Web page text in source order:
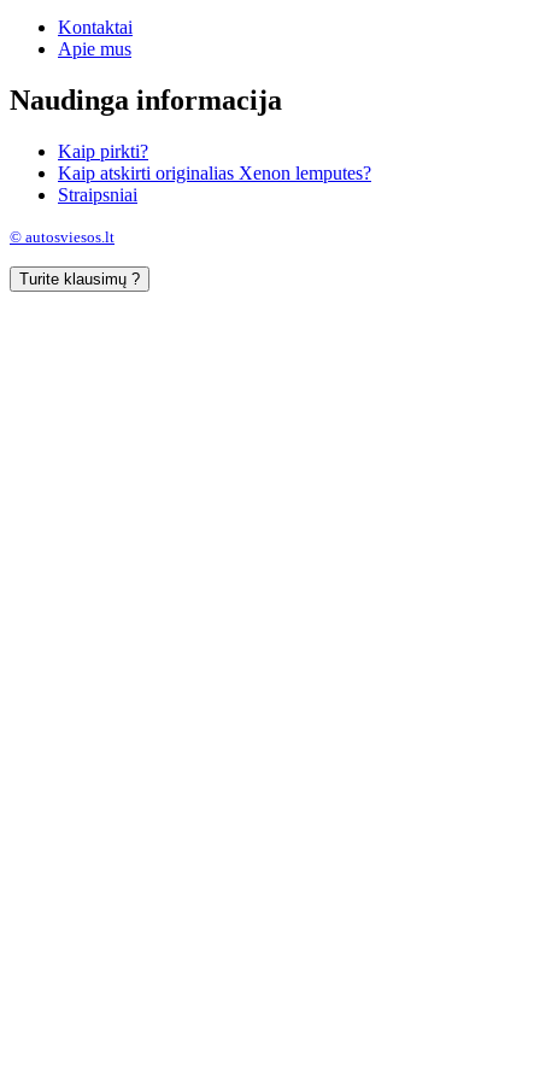
Kontaktai
Apie mus
Naudinga informacija
Kaip pirkti?
Kaip atskirti originalias Xenon lemputes?
Straipsniai
© autosviesos.lt
Turite klausimų ?